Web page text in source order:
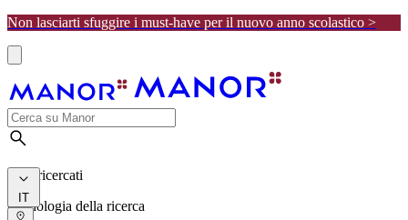
Non lasciarti sfuggire i must-have per il nuovo anno scolastico >
I più ricercati
Cronologia della ricerca
IT